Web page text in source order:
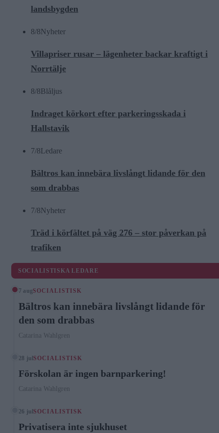
landsbygden
8/8Nyheter
Villapriser rusar – lägenheter backar kraftigt i
Norrtälje
8/8Blåljus
Indraget körkort efter parkeringsskada i
Hallstavik
7/8Ledare
Bältros kan innebära livslångt lidande för den
som drabbas
7/8Nyheter
Träd i körfältet på väg 276 – stor påverkan på
trafiken
SOCIALISTISKA LEDARE
7 augSOCIALISTISK
Bältros kan innebära livslångt lidande för
den som drabbas
Catarina Wahlgren
28 jul SOCIALISTISK
Förskolan är ingen barnparkering!
Catarina Wahlgren
26 jul SOCIALISTISK
Privatisera inte sjukhuset